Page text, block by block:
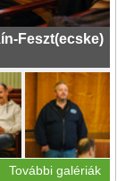
Feszt(ecske)
További galériák